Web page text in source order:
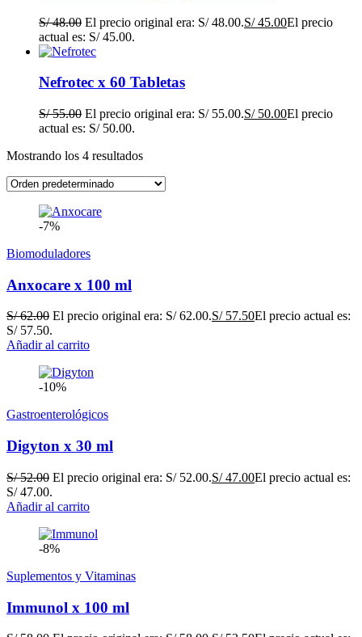
S/48.00 El precio original era: S/ 48.00.S/45.00El precio
actual es: S/ 45.00.
Nefrotec x 60 Tabletas
S/55.00 El precio original era: S/ 55.00.S/50.00El precio
actual es: S/ 50.00.
Mostrando los 4 resultados
-7%
Biomoduladores
Anxocare x 100 ml
S/62.00 El precio original era: S/ 62.00.S/57.50El precio actual es:
S/ 57.50.
Añadir al carrito
-10%
Gastroenterológicos
Digyton x 30 ml
S/52.00 El precio original era: S/ 52.00.S/47.00El precio actual es:
S/ 47.00.
Añadir al carrito
-8%
Suplementos y Vitaminas
Immunol x 100 ml